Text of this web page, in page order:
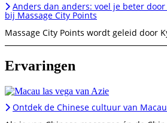
Anders dan anders: voel je beter
bij Massage City Points
Massage City Points wordt geleid door
Ervaringen
Ontdek de Chinese cultuur van